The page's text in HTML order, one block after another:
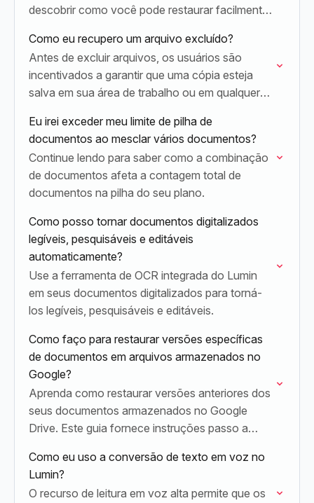
descobrir como você pode restaurar facilmente
Como eu recupero um arquivo excluído?
Antes de excluir arquivos, os usuários são
incentivados a garantir que uma cópia esteja
salva em sua área de trabalho ou em qualquer
Eu irei exceder meu limite de pilha de
documentos ao mesclar vários documentos?
Continue lendo para saber como a combinação
de documentos afeta a contagem total de
documentos na pilha do seu plano.
Como posso tornar documentos digitalizados
legíveis, pesquisáveis e editáveis
automaticamente?
Use a ferramenta de OCR integrada do Lumin
em seus documentos digitalizados para torná-
los legíveis, pesquisáveis e editáveis.
Como faço para restaurar versões específicas
de documentos em arquivos armazenados no
Google?
Aprenda como restaurar versões anteriores dos
seus documentos armazenados no Google
Drive. Este guia fornece instruções passo a
editores dos documentos.
Como eu uso a conversão de texto em voz no
Lumin?
O recurso de leitura em voz alta permite que os